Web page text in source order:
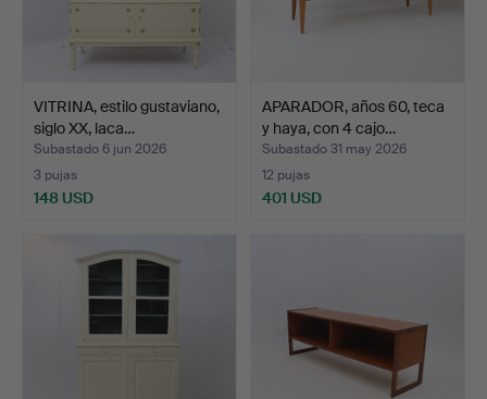
VITRINA, estilo gustaviano,
siglo XX, laca…
Subastado 6 jun 2026
3 pujas
148 USD
APARADOR, años 60, teca
y haya, con 4 cajo…
Subastado 31 may 2026
12 pujas
401 USD